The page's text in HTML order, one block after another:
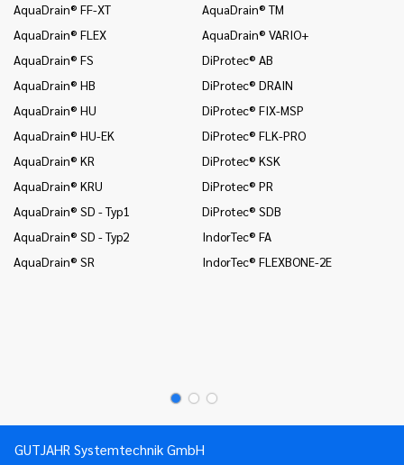
AquaDrain® FF-XT
AquaDrain® FLEX
AquaDrain® FS
AquaDrain® HB
AquaDrain® HU
AquaDrain® HU-EK
AquaDrain® KR
AquaDrain® KRU
AquaDrain® SD - Typ1
AquaDrain® SD - Typ2
AquaDrain® SR
AquaDrain® TM
AquaDrain® VARIO+
DiProtec® AB
DiProtec® DRAIN
DiProtec® FIX-MSP
DiProtec® FLK-PRO
DiProtec® KSK
DiProtec® PR
DiProtec® SDB
IndorTec® FA
IndorTec® FLEXBONE-2E
GUTJAHR Systemtechnik GmbH